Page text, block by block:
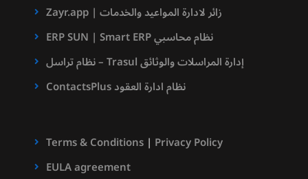
Zayr.app | زائر لادارة المواعيد والخدمات
ERP SUN | Smart ERP نظام محاسبي
نظام تراسل – Trasul إدارة المراسلات والوثائق
ContactsPlus نظام ادارة العقود
Terms & Conditions| Privacy Policy
EULA agreement